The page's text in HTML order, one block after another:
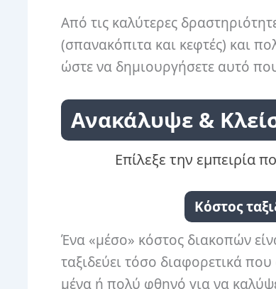
Από τις καλύτερες
(σπανακόπιτα και κεφτές) και
ώστε να δημιουργήσετε αυτό
Ανακάλυψε &
Επίλεξε την εμπειρία
Κόστος
Ένα «μέσο» κόστος διακοπών
ταξιδεύει τόσο διαφορετικά
μένα ή πολύ φθηνό για να